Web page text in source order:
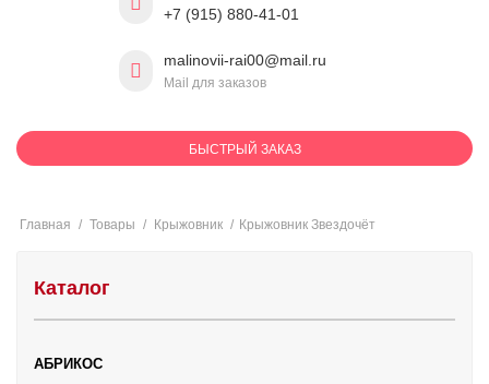
+7 (915) 880-41-01
malinovii-rai00@mail.ru
Mail для заказов
БЫСТРЫЙ ЗАКАЗ
Главная / Товары / Крыжовник / Крыжовник Звездочёт
Каталог
АБРИКОС